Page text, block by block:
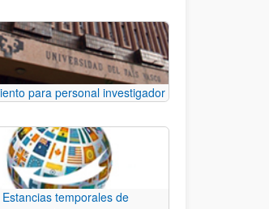
para personal investigador
Estancias temporales de